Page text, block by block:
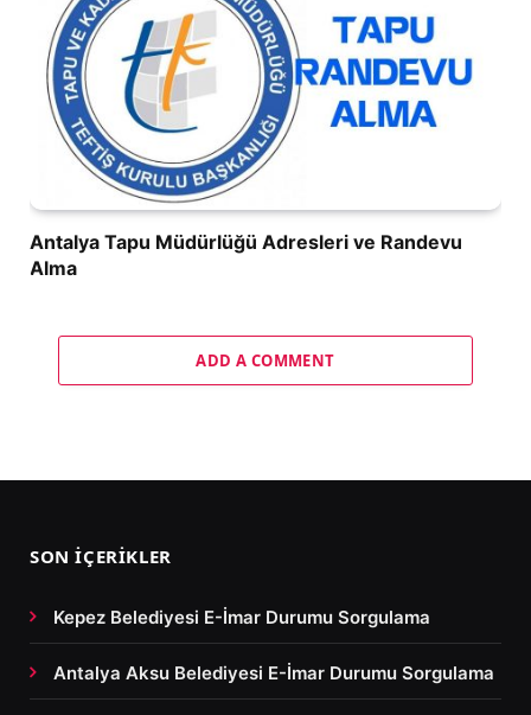
Antalya Tapu Müdürlüğü Adresleri ve Randevu
Alma
ADD A COMMENT
SON İÇERIKLER
Kepez Belediyesi E-İmar Durumu Sorgulama
Antalya Aksu Belediyesi E-İmar Durumu Sorgulama